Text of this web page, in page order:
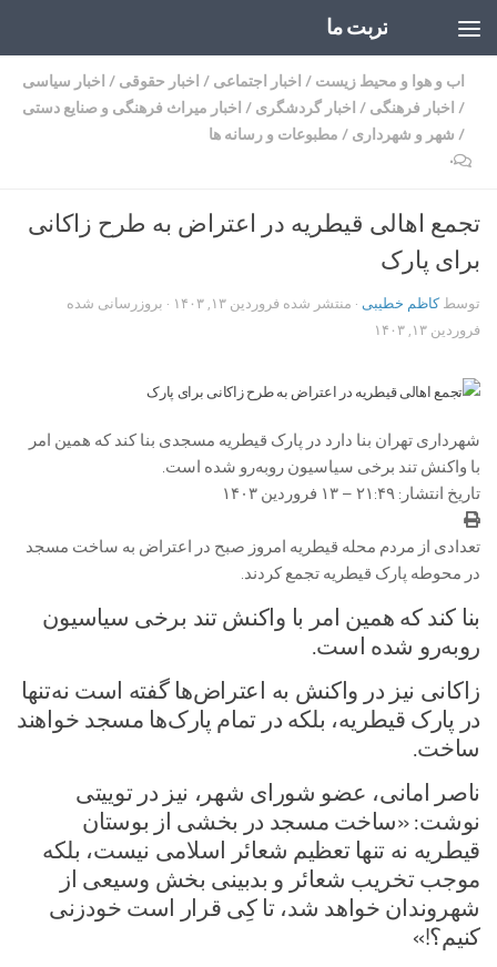
تربت ما
اب و هوا و محیط زیست / اخبار اجتماعی / اخبار حقوقی / اخبار سیاسی
/ اخبار فرهنگی / اخبار گردشگری / اخبار میراث فرهنگی و صنایع دستی
/ شهر و شهرداری / مطبوعات و رسانه ها
۰
تجمع اهالی قیطریه در اعتراض به طرح زاکانی
برای پارک
توسطکاظم خطیبی · منتشر شده فروردین ۱۳, ۱۴۰۳
· بروزرسانی شده
فروردین ۱۳, ۱۴۰۳
شهرداری تهران بنا دارد در پارک قیطریه مسجدی بنا کند که همین امر
با واکنش تند برخی سیاسیون روبه‌رو شده است.
تاریخ انتشار: ۲۱:۴۹ – ۱۳ فروردین ۱۴۰۳
تعدادی از مردم محله قیطریه امروز صبح در اعتراض به ساخت مسجد
در محوطه پارک قیطریه تجمع کردند.
بنا کند که همین امر با واکنش تند برخی سیاسیون
روبه‌رو شده است.
زاکانی نیز در واکنش به اعتراض‌ها گفته است نه‌تنها
در پارک قیطریه، بلکه در تمام پارک‌ها مسجد خواهند
ساخت.
ناصر امانی، عضو شورای شهر، نیز در توییتی
نوشت: «ساخت مسجد در بخشی از بوستان
قیطریه نه تنها تعظیم شعائر اسلامی نیست، بلکه
موجب تخریب شعائر و بدبینی بخش وسیعی از
شهروندان خواهد شد، تا کِی قرار است خودزنی
کنیم؟!»